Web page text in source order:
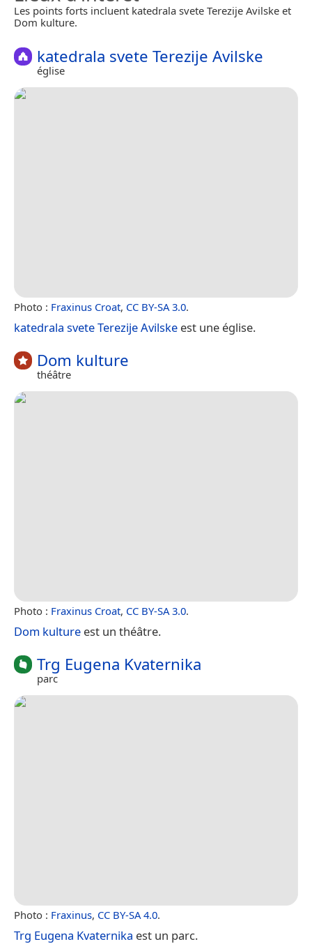
Les points forts incluent katedrala svete Terezije Avilske et
Dom kulture.
katedrala svete Terezije Avilske
église
Photo : Fraxinus Croat, CC BY-SA 3.0.
katedrala svete Terezije Avilske est une église.
Dom kulture
théâtre
Photo : Fraxinus Croat, CC BY-SA 3.0.
Dom kulture est un théâtre.
Trg Eugena Kvaternika
parc
Photo : Fraxinus, CC BY-SA 4.0.
Trg Eugena Kvaternika est un parc.